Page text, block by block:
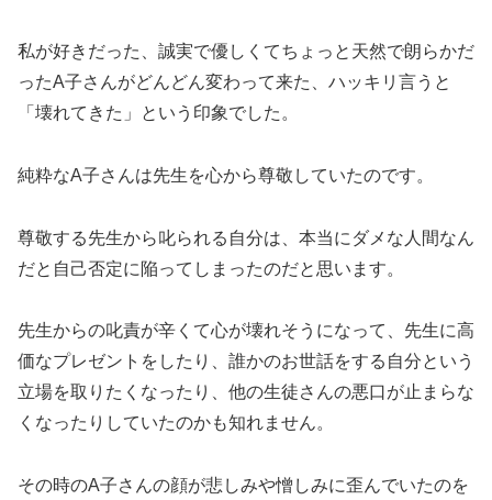
私が好きだった、誠実で優しくてちょっと天然で朗らかだ
ったA子さんがどんどん変わって来た、ハッキリ言うと
「壊れてきた」という印象でした。
純粋なA子さんは先生を心から尊敬していたのです。
尊敬する先生から叱られる自分は、本当にダメな人間なん
だと自己否定に陥ってしまったのだと思います。
先生からの叱責が辛くて心が壊れそうになって、先生に高
価なプレゼントをしたり、誰かのお世話をする自分という
立場を取りたくなったり、他の生徒さんの悪口が止まらな
くなったりしていたのかも知れません。
その時のA子さんの顔が悲しみや憎しみに歪んでいたのを